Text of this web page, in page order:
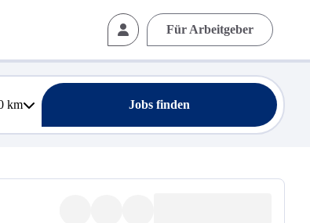
Für Arbeitgeber
km Jobs finden